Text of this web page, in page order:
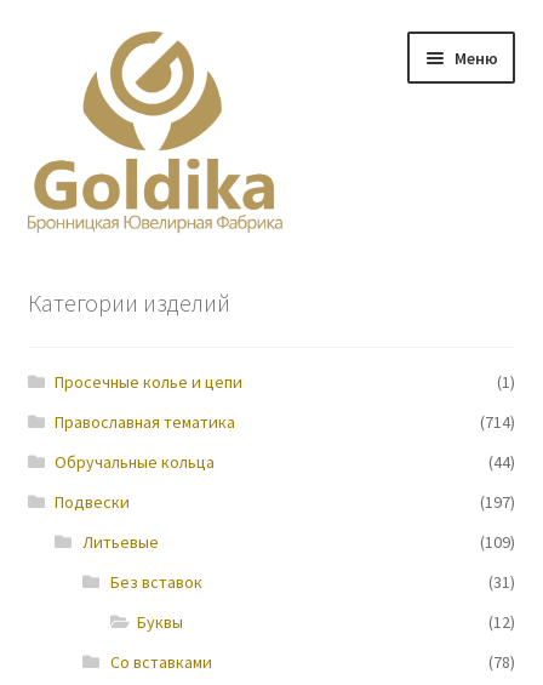
навигации
содержимому
Меню
Прайс-лист
Контакты
Новости
Категории изделий
Просечные колье и цепи
(1)
Православная тематика
(714)
Обручальные кольца
(44)
Подвески
(197)
Литьевые
(109)
Без вставок
(31)
Буквы
(12)
Со вставками
(78)